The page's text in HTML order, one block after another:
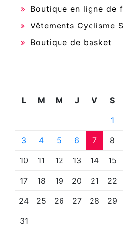
Boutique en ligne de
Vêtements Cyclisme
Boutique de basket
L M M J V S
1
3 4 5 6 7 8
10 11 12 13 14 15
17 18 19 20 21 22
24 25 26 27 28 29
31